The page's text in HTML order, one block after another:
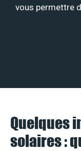
vous permettre
Quelques
solaires :